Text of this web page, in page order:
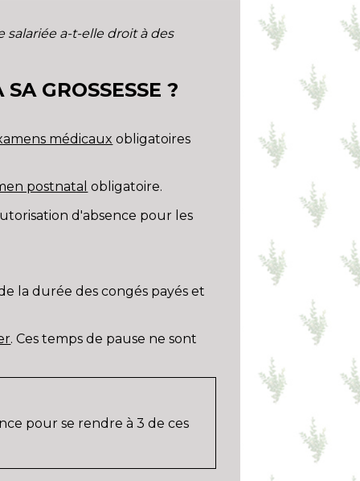
salariée a-t-elle droit à des
GROSSESSE ?
médicaux obligatoires
postnatal obligatoire.
d'absence pour les
la durée des congés payés et
. Ces temps de pause ne sont
pour se rendre à 3 de ces